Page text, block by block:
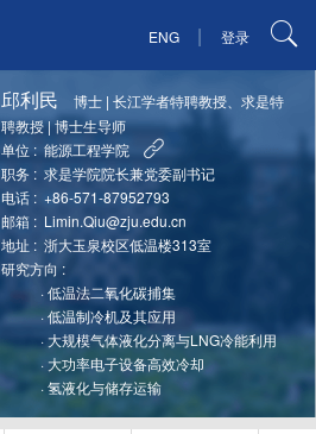
ENG | 登录
邱利民 博士 |长江学者特聘教授、求是特
聘教授|博士生导师
单位 : 能源工程学院
职务 : 求是学院院长兼党委副书记
电话 : +86-571-87952793
邮箱 : Limin.Qiu@zju.edu.cn
地址 : 浙大玉泉校区低温楼313室
研究方向 :
·低温法二氧化碳捕集
·低温制冷机及其应用
·大规模气体液化分离与LNG冷能利用
· 大功率电子设备高效冷却
·氢液化与储存运输